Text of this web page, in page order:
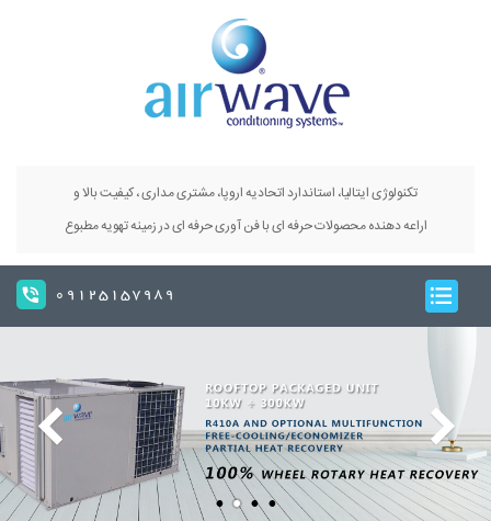
تکنولوژی ایتالیا، استاندارد اتحادیه اروپا، مشتری مداری ، کیفیت بالا و
اراعه دهنده محصولات حرفه ای با فن آوری حرفه ای در زمینه تهویه مطبوع
09125157989